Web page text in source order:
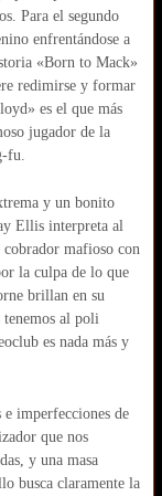
Para el segundo
enfrentándose a
«Born to Mack»
redimirse y formar
es el que más
jugador de la
fu.
y un bonito
Ellis interpreta al
mafioso con
la culpa de lo que
brillan en su
tenemos al poli
es nada más y
imperfecciones de
que nos
y una masa
busca claramente la